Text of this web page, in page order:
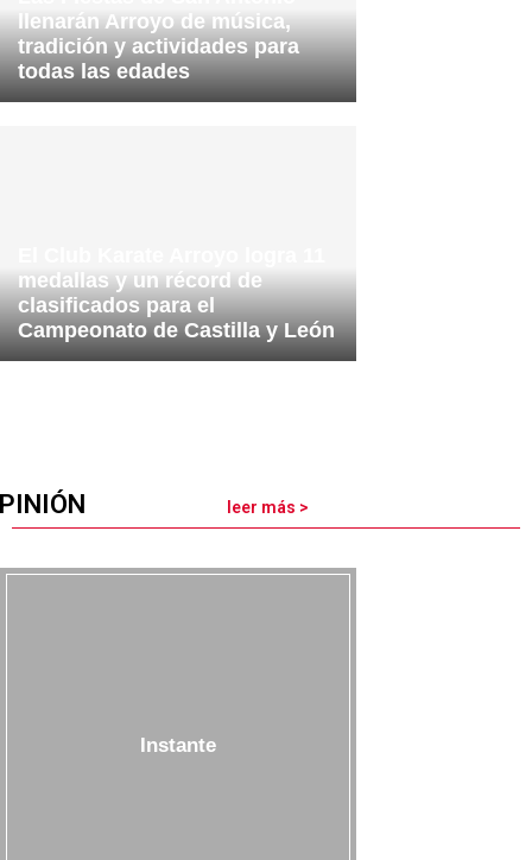
llenarán Arroyo de música,
tradición y actividades para
todas las edades
medallas y un récord de
clasificados para el
Campeonato de Castilla y León
leer más >
Instante